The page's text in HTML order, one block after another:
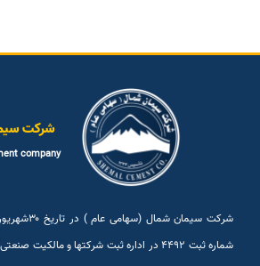
شرکت
company
شماره ثبت ۴۴۹۲ در اداره ثبت شرکتها و